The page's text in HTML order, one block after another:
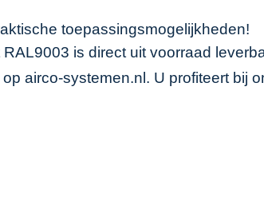
toepassingsmogelijkheden!
is direct uit voorraad
airco-systemen.nl . U profiteert bij